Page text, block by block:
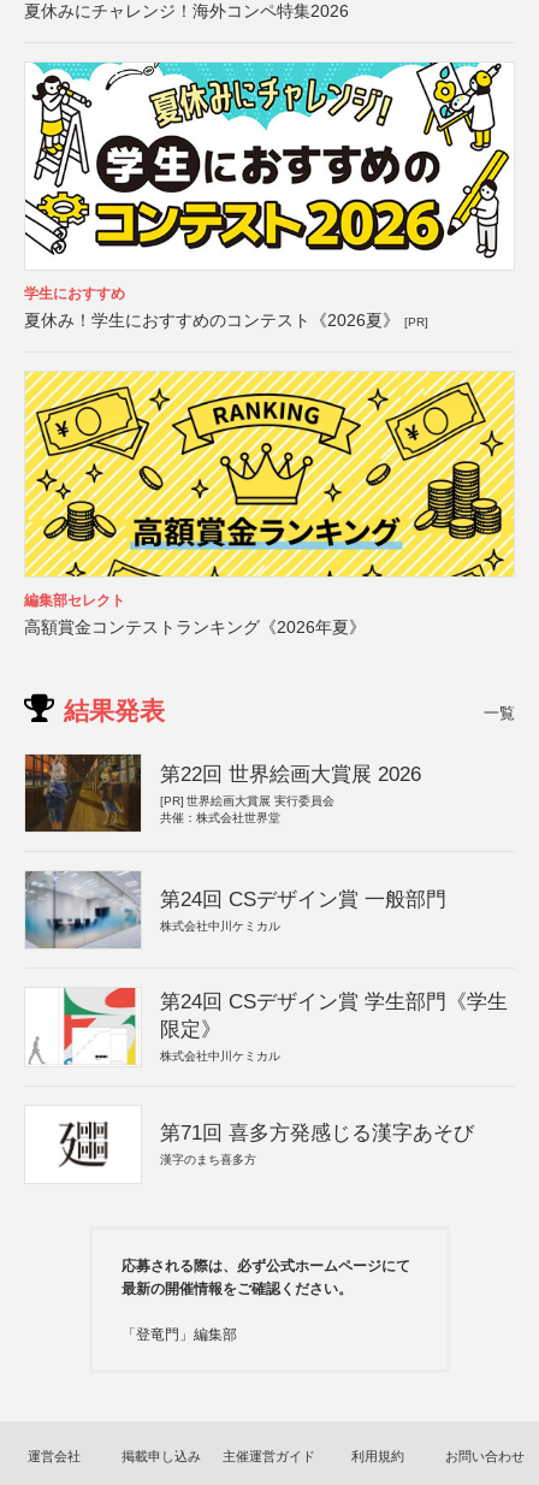
夏休みにチャレンジ！海外コンペ特集2026
学生におすすめ
夏休み！学生におすすめのコンテスト《2026夏》 [PR]
編集部セレクト
高額賞金コンテストランキング《2026年夏》
結果発表 一覧
第22回 世界絵画大賞展 2026
[PR] 世界絵画大賞展 実行委員会
共催：株式会社世界堂
第24回 CSデザイン賞 一般部門
株式会社中川ケミカル
第24回 CSデザイン賞 学生部門《学生
限定》
株式会社中川ケミカル
第71回 喜多方発感じる漢字あそび
漢字のまち喜多方
応募される際は、必ず公式ホームページにて
最新の開催情報をご確認ください。
「登竜門」編集部
運営会社 掲載申し込み 主催運営ガイド 利用規約 お問い合わせ